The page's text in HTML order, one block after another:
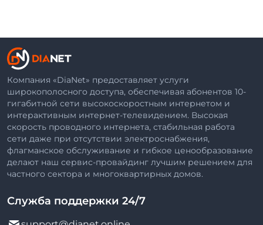
Компания «DiaNet» предоставляет услуги
широкополосного доступа, обеспечивая абонентов 10-
гигабитной сети высокоскоростным интернетом и
интерактивным интернет-телевидением. Высокая
скорость проводного интернета, стабильная работа
сети даже при отсутствии электроснабжения,
флагманское обслуживание и гибкое ценообразование
делают наш сервис-провайдинг лучшим решением для
частного сектора и многоквартирных домов.
Служба поддержки 24/7